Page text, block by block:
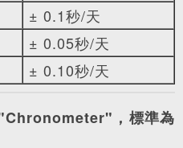
± 0.1秒/天
± 0.05秒/天
± 0.10秒/天
，標準為